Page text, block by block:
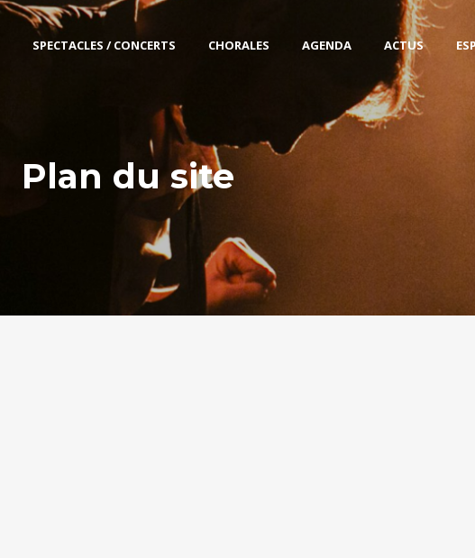
SPECTACLES / CONCERTS CHORALES AGENDA ACTUS
Plan du site